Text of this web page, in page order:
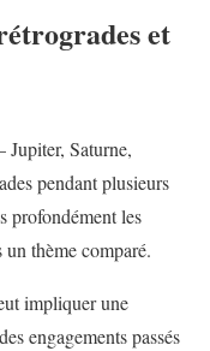
et
Jupiter, Saturne,
pendant plusieurs
profondément les
thème comparé.
impliquer une
engagements passés